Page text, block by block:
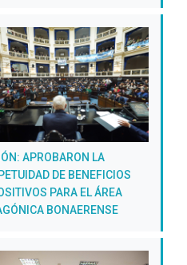
APROBARON LA
DE BENEFICIOS
PARA EL ÁREA
BONAERENSE